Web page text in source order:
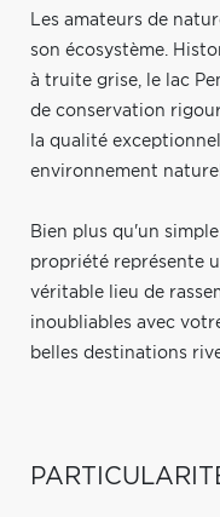
Les amateurs de
son écosystème.
à truite grise, le lac
de conservation
la qualité
environnement
Bien plus qu'un
propriété représente
véritable lieu de
inoubliables avec
belles destinations